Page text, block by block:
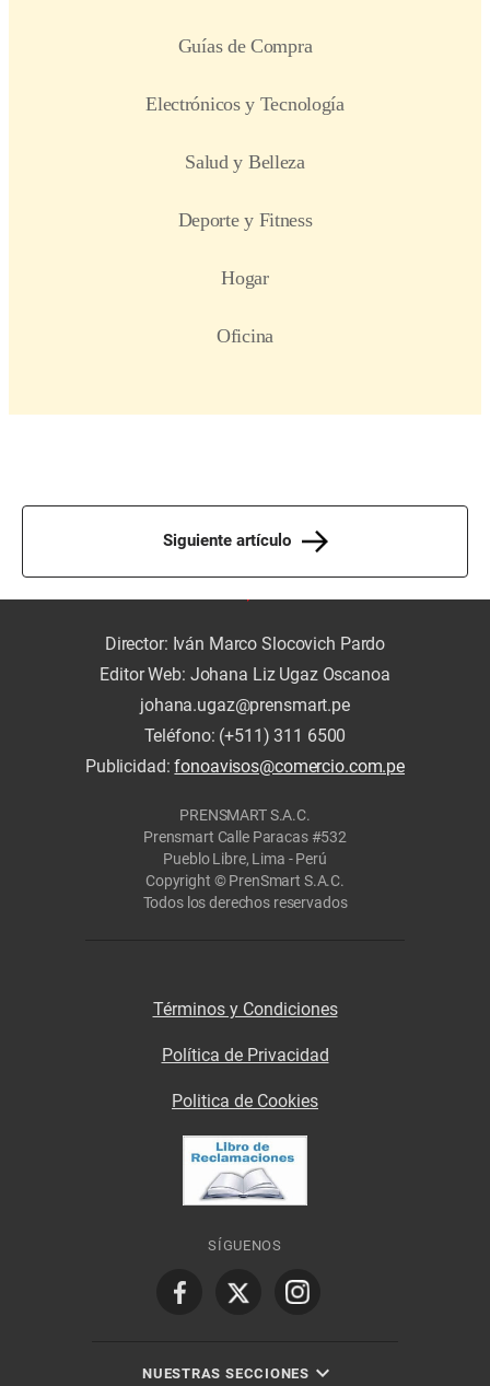
Siguiente artículo
Director: Iván Marco Slocovich Pardo
Editor Web: Johana Liz Ugaz Oscanoa
johana.ugaz@prensmart.pe
Teléfono: (+511) 311 6500
Publicidad:fonoavisos@comercio.com.pe
PRENSMART S.A.C.
Prensmart Calle Paracas #532
Pueblo Libre, Lima - Perú
Copyright © PrenSmart S.A.C.
Todos los derechos reservados
Términos y Condiciones
Política de Privacidad
Politica de Cookies
SÍGUENOS
NUESTRAS SECCIONES